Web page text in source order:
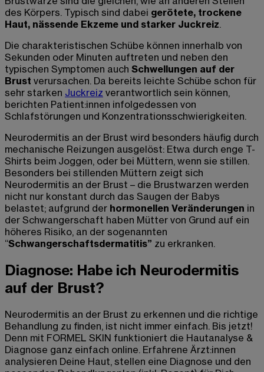
des Körpers. Typisch sind dabei gerötete, trockene
Haut, nässende Ekzeme und starker Juckreiz.
Die charakteristischen Schübe können innerhalb von
Sekunden oder Minuten auftreten und neben den
typischen Symptomen auch Schwellungen auf der
Brust verursachen. Da bereits leichte Schübe schon für
sehr starken Juckreiz verantwortlich sein können,
berichten Patient:innen infolgedessen von
Schlafstörungen und Konzentrationsschwierigkeiten.
Neurodermitis an der Brust wird besonders häufig durch
mechanische Reizungen ausgelöst: Etwa durch enge T-
Shirts beim Joggen, oder bei Müttern, wenn sie stillen.
Besonders bei stillenden Müttern zeigt sich
Neurodermitis an der Brust – die Brustwarzen werden
nicht nur konstant durch das Saugen der Babys
belastet; aufgrund der hormonellen Veränderungen in
der Schwangerschaft haben Mütter von Grund auf ein
höheres Risiko, an der sogenannten
“Schwangerschaftsdermatitis” zu erkranken.
Diagnose: Habe ich Neurodermitis
auf der Brust?
Neurodermitis an der Brust zu erkennen und die richtige
Behandlung zu finden, ist nicht immer einfach. Bis jetzt!
Denn mit FORMEL SKIN funktioniert die Hautanalyse &
Diagnose ganz einfach online. Erfahrene Ärzt:innen
analysieren Deine Haut, stellen eine Diagnose und den